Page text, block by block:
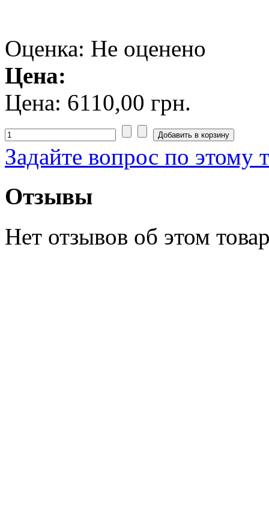
Оценка: Не оценено
Цена:
Цена: 6110,00 грн.
Задайте вопрос по этому
Отзывы
Нет отзывов об этом